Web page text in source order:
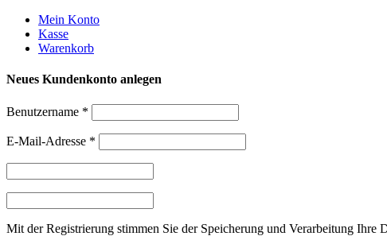
Weiter
zum
Inhalt
Mein Konto
Kasse
Warenkorb
Neues Kundenkonto anlegen
Benutzername *
E-Mail-Adresse *
Mit der Registrierung stimmen Sie der Speicherung und Verarbeitung Ihre